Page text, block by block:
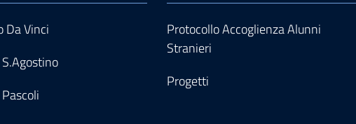
Da Vinci
Protocollo Accoglienza Alunni
Stranieri
Progetti